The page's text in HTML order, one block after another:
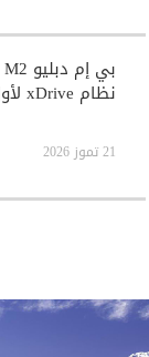
نظام xDrive لأول مرة
21 تموز 2026